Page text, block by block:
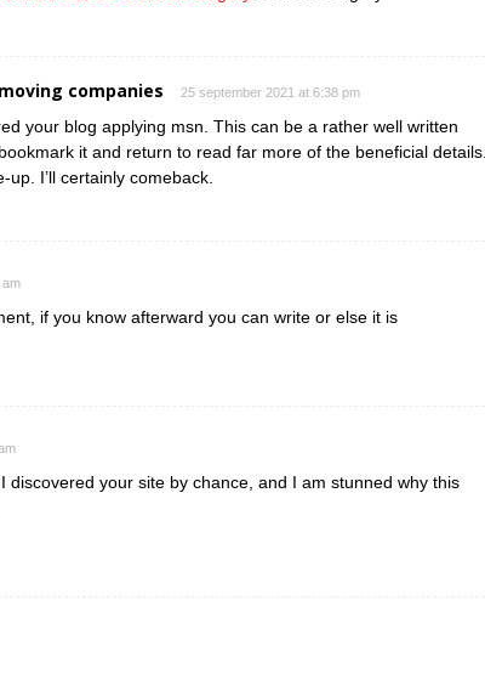
companies 25 september 2021 at 6:38 pm
your blog applying msn. This can be a rather well written
it and return to read far more of the beneficial details.
I’ll certainly comeback.
am
if you know afterward you can write or else it is
discovered your site by chance, and I am stunned why this